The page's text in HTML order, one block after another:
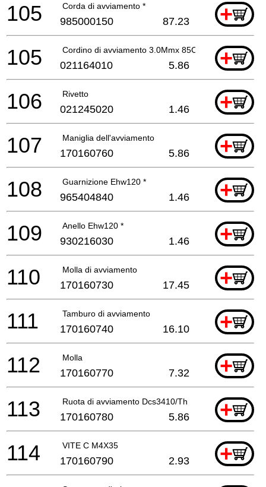
Corda di avviamento * +
105 985000150 87.23
Cordino di avviamento 3.0Mmx 85Cm +
105 021164010 5.86
Rivetto +
106 021245020 1.46
Maniglia dell'avviamento +
107 170160760 5.86
Guarnizione Ehw120 * +
108 965404840 1.46
Anello Ehw120 * +
109 930216030 1.46
Molla di avviamento +
110 170160730 17.45
Tamburo di avviamento +
111 170160740 16.10
Molla +
112 170160770 7.32
Ruota di avviamento Dcs3410/Th +
113 170160780 5.86
VITE C M4X35 +
114 170160790 2.93